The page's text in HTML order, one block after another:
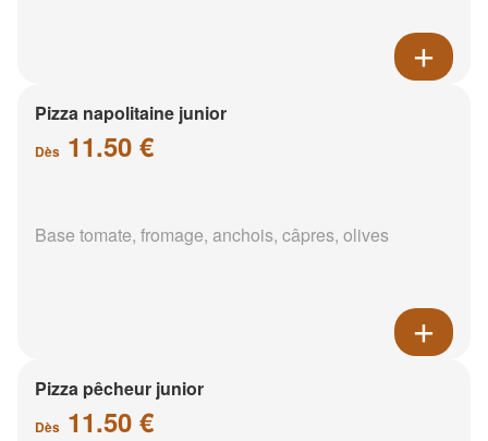
Pizza napolitaine junior
Dès 11.50 €
Base tomate, fromage, anchois, câpres, olives
Pizza pêcheur junior
Dès 11.50 €